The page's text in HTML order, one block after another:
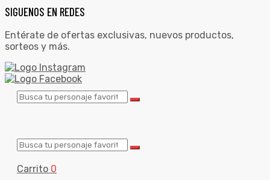
SIGUENOS EN REDES
Entérate de ofertas exclusivas, nuevos productos,
sorteos y más.
Carrito 0